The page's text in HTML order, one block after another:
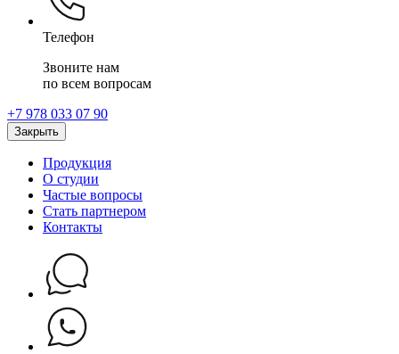
Телефон
Звоните нам
по всем вопросам
+7 978 033 07 90
Закрыть
Продукция
О студии
Частые вопросы
Стать партнером
Контакты